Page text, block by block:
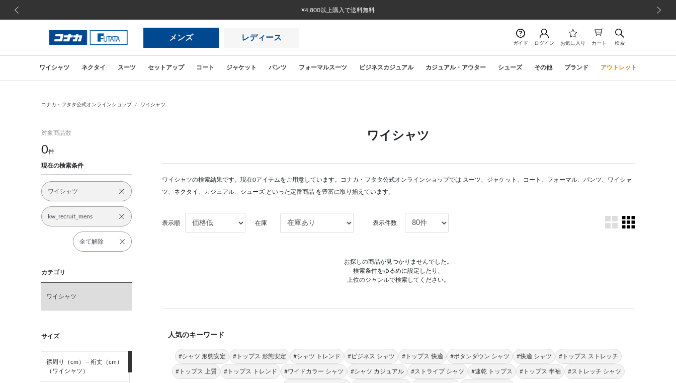
¥4,800以上購入で送料無料
メンズ レディース
ガイド ログイン お気に入り カート 検索
ワイシャツ ネクタイ スーツ セットアップ コート ジャケット パンツ フォーマルスーツ ビジネスカジュアル カジュアル・アウター シューズ その他 ブランド アウトレット
コナカ・フタタ公式オンラインショップ ワイシャツ
対象商品数
0件
現在の検索条件
ワイシャツ
kw_recruit_mens
全て解除
カテゴリ
ワイシャツ
サイズ
襟周り（cm）－裄丈（cm）
（ワイシャツ）
ワイシャツ
ワイシャツの検索結果です。現在0アイテムをご用意しています。コナカ・フタタ公式オンラインショップでは スーツ、ジャケット、コート、フォーマル、パンツ、ワイシャ
ツ、ネクタイ、カジュアル、シューズ といった定番商品 を豊富に取り揃えています。
表示順 在庫 表示件数
お探しの商品が見つかりませんでした。
検索条件をゆるめに設定したり、
上位のジャンルで検索してください。
人気のキーワード
#シャツ 形態安定 #トップス 形態安定 #シャツ トレンド #ビジネス シャツ #トップス 快適 #ボタンダウン シャツ #快適 シャツ #トップス ストレッチ
#トップス 上質 #トップス トレンド #ワイドカラー シャツ #シャツ カジュアル #ストライプ シャツ #速乾 トップス #トップス 半袖 #ストレッチ シャツ